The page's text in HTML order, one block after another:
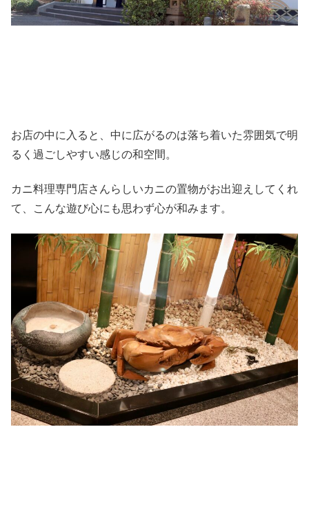
お店の中に入ると、中に広がるのは落ち着いた雰囲気で明
るく過ごしやすい感じの和空間。
カニ料理専門店さんらしいカニの置物がお出迎えしてくれ
て、こんな遊び心にも思わず心が和みます。